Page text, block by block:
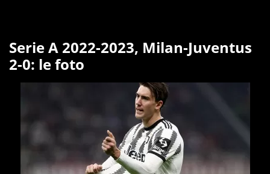
Serie A 2022-2023, Milan-Juventus
2-0: le foto